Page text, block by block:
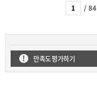
/ 84
만족도 평가하기